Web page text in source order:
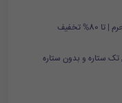
تخفیف
ستاره و بدون ستاره